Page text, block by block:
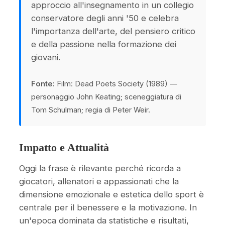
approccio all'insegnamento in un collegio
conservatore degli anni '50 e celebra
l'importanza dell'arte, del pensiero critico
e della passione nella formazione dei
giovani.
Fonte: Film: Dead Poets Society (1989) —
personaggio John Keating; sceneggiatura di
Tom Schulman; regia di Peter Weir.
Impatto e Attualità
Oggi la frase è rilevante perché ricorda a
giocatori, allenatori e appassionati che la
dimensione emozionale e estetica dello sport è
centrale per il benessere e la motivazione. In
un'epoca dominata da statistiche e risultati,